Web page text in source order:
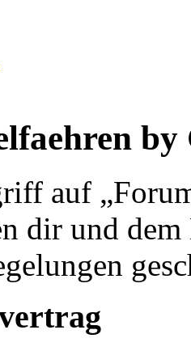
auf
dir und